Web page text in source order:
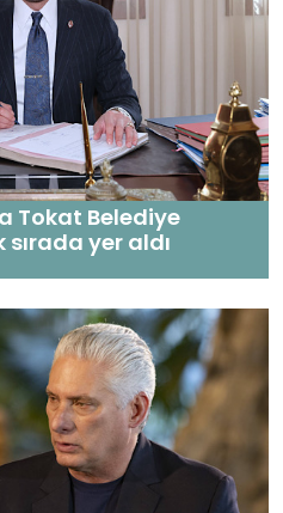
Tokat Belediye
sırada yer aldı